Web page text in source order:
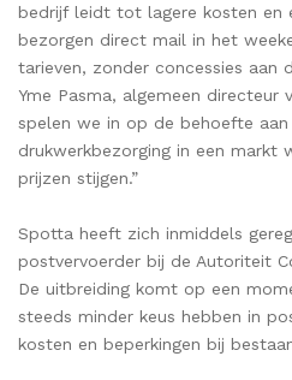
bedrijf leidt tot lagere kosten en
bezorgen direct mail in het
tarieven, zonder concessies aan
Yme Pasma, algemeen directeur
spelen we in op de behoefte
drukwerkbezorging in een markt
prijzen stijgen.”
Spotta heeft zich inmiddels
postvervoerder bij de Autoriteit
De uitbreiding komt op een
steeds minder keus hebben in
kosten en beperkingen bij